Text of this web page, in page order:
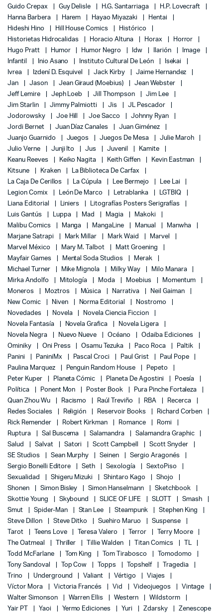
Guido Crepax
Guy Delisle H.G. Santarriaga
H.P. Lovecraft
Hanna Barbera
Harem Hayao Miyazaki
Hentai
Hideshi Hino
Hill House Comics
Histórico
Historietas Hidrocalidas
Horacio Altuna Horax
Horror
Hugo Pratt
Humor Humor Negro Idw Ilarión
Image
Infantil
Inio Asano Instituto Cultural De León
Isekai
Ivrea
Izdení D. Esquivel Jack Kirby
Jaime Hernandez
Jan
Jason Jean Giraud (Moebius)
Jean Webster
Jeff Lemire
Jeph Loeb Jill Thompson
Jim Lee
Jim Starlin
Jimmy Palmiotti Jis
JL Pescador
Jodorowsky
Joe Hill Joe Sacco
Johnny Ryan
Jordi Bernet
Juan Díaz Canales
Juan Giménez
Juanjo Guarnido
Juegos Juegos De Mesa
Julie Maroh
Julio Verne
Junji Ito Jus Juvenil
Kamite
Keanu Reeves
Keiko Nagita Keith Giffen
Kevin Eastman
Kitsune
Kraken
La Biblioteca De Carfax
La Caja De Cerillos
La Cúpula Lee Bermejo
Lee Lai
Legion Comix
León De Marco Letrablanka
LGTBIQ
Liana Editorial
Liniers
Litografías Posters Serigrafías
Luis Gantús
Luppa Mad Magia
Makoki
Malibu Comics
Manga MangaLine Manual
Manwha
Marjane Satrapi
Mark Millar Mark Waid
Marvel
Marvel México
Mary M. Talbot
Matt Groening
Mayfair Games
Mental Soda Studios
Merak
Michael Turner
Mike Mignola Milky Way
Milo Manara
Mirka Andolfo
Mitología Moda Moebius
Momentum
Moneros
Moztros Música Narrativa
Neil Gaiman
New Comic
Niven Norma Editorial
Nostromo
Novedades
Novela
Novela Ciencia Ficcion
Novela Fantasía
Novela Grafica
Novela Ligera
Novela Negra
Nuevo Nueve Océano
Odaiba Ediciones
Ominiky
Oni Press Osamu Tezuka Paco Roca
Paltik
Panini
PaniniMx Pascal Croci Paul Grist
Paul Pope
Paulina Marquez
Penguin Random House
Pepeto
Peter Kuper
Planeta Cómic Planeta De Agostini
Poesía
Política
Ponent Mon Poster Book
Pura Pinche Fortaleza
Quan Zhou Wu
Racismo Raúl Treviño RBA
Recerca
Redes Sociales
Religión Reservoir Books
Richard Corben
Rick Remender
Robert Kirkman Romance
Romi
Ruptura
Sal Buscema Salamandra
Salamandra Graphic
Salud
Salvat Satori Scott Campbell
Scott Snyder
SE Studios
Sean Murphy Seinen
Sergio Aragonés
Sergio Bonelli Editore
Seth Sexología
SextoPiso
Sexualidad
Shigeru Mizuki Shintaro Kago
Shojo
Shonen
Simon Bisley Simon Hanselmann
Sketchbook
Skottie Young
Skybound SLICE OF LIFE SLOTT
Smash
Smut
Spider-Man Stan Lee Steampunk
Stephen King
Steve Dillon
Steve Ditko Suehiro Maruo
Suspense
Tarot
Teens Love Teresa Valero Terror
Terry Moore
The Oatmeal
Thriller Tillie Walden Titan Comics
TL
Todd McFarlane
Tom King Tom Tirabosco
Tomodomo
Tony Sandoval
Top Cow Topps Topshelf
Tragedia
Trino
Underground Valiant Vértigo
Viajes
Víctor Mora
Victoria Francés Vid Videojuegos
Vintage
Walter Simonson
Warren Ellis Western
Wildstorm
Yair PT
Yaoi Yermo Ediciones Yuri Zdarsky Zenescope